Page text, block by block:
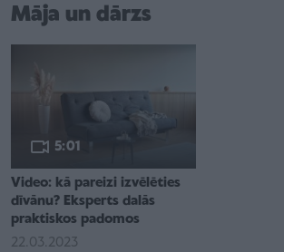
Māja un dārzs
5:01
Video: kā pareizi izvēlēties
dīvānu? Eksperts dalās
praktiskos padomos
22.03.2023